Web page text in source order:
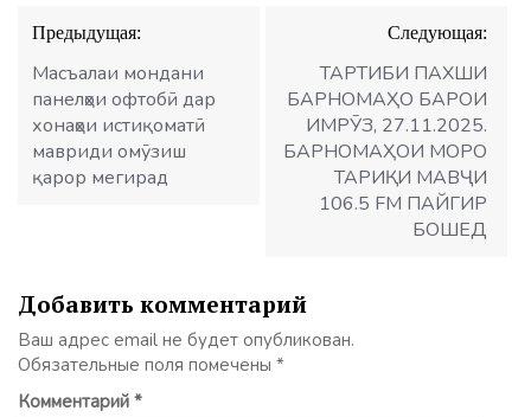
Навигация
по
записям
Предыдущая:
Масъалаи мондани
панелҳои офтобӣ дар
хонаҳои истиқоматӣ
мавриди омӯзиш
қарор мегирад
Следующая:
ТАРТИБИ ПАХШИ
БАРНОМАҲО БАРОИ
ИМРӮЗ, 27.11.2025.
БАРНОМАҲОИ МОРО
ТАРИҚИ МАВҶИ
106.5 FM ПАЙГИР
БОШЕД
Добавить комментарий
Ваш адрес email не будет опубликован.
Обязательные поля помечены *
Комментарий *